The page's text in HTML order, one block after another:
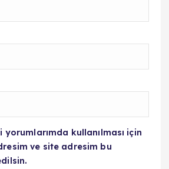
yorumlarımda kullanılması için
ve site adresim bu